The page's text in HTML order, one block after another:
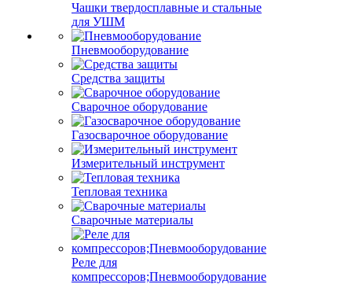
Чашки твердосплавные и стальные
для УШМ
Пневмооборудование
Средства защиты
Сварочное оборудование
Газосварочное оборудование
Измерительный инструмент
Тепловая техника
Сварочные материалы
Реле для
компрессоров;Пневмооборудование